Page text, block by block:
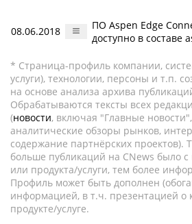
08.06.2018
ПО Aspen Edge
доступно в составе
* Страница-профиль компании,
услуги), технологии, персоны и т.п.
на основе анализа архива
Обрабатываются тексты всех
(новости, включая "Главные новости",
аналитические обзоры рынков,
содержание партнёрских проектов).
больше публикаций на CNews было
или продукта/услуги, тем более
Профиль может быть дополнен
информацией, в т.ч. презентацией о
продукте/услуге.